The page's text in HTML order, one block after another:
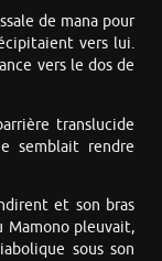
de mana pour
vers lui.
vers le dos de
translucide
semblait rendre
et son bras
Mamono pleuvait,
sous son